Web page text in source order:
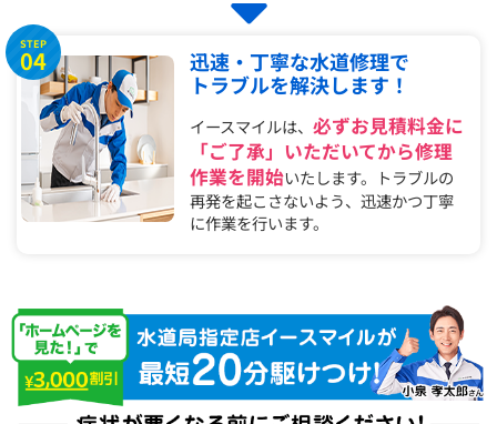
STEP
04
迅速・丁寧な水道修理で
トラブルを解決します！
イースマイルは、必ずお見積料金に
「ご了承」いただいてから修理
作業を開始いたします。トラブルの
再発を起こさないよう、迅速かつ丁寧
に作業を行います。